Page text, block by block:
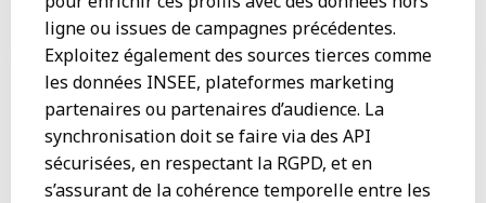
ligne ou issues de campagnes précédentes.
Exploitez également des sources tierces comme
les données INSEE, plateformes marketing
partenaires ou partenaires d’audience. La
synchronisation doit se faire via des API
sécurisées, en respectant la RGPD, et en
s’assurant de la cohérence temporelle entre les